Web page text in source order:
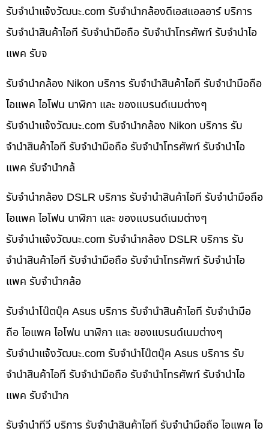
รับจํานําแจ้งวัฒนะ.com รับจำนำกล้องดีเอสแอลอาร์ บริการ
รับจำนำสินค้าไอที รับจำนำมือถือ รับจำนำโทรศัพท์ รับจำนำไอ
แพค รับจ
รับจำนำกล้อง Nikon บริการ รับจำนำสินค้าไอที รับจำนำมือถือ
ไอแพค ไอโฟน นาฬิกา และ ของแบรนด์เนมต่างๆ
รับจํานําแจ้งวัฒนะ.com รับจำนำกล้อง Nikon บริการ รับ
จำนำสินค้าไอที รับจำนำมือถือ รับจำนำโทรศัพท์ รับจำนำไอ
แพค รับจำนำกล้
รับจำนำกล้อง DSLR บริการ รับจำนำสินค้าไอที รับจำนำมือถือ
ไอแพค ไอโฟน นาฬิกา และ ของแบรนด์เนมต่างๆ
รับจํานําแจ้งวัฒนะ.com รับจำนำกล้อง DSLR บริการ รับ
จำนำสินค้าไอที รับจำนำมือถือ รับจำนำโทรศัพท์ รับจำนำไอ
แพค รับจำนำกล้อ
รับจำนำโน๊ตบุ๊ค Asus บริการ รับจำนำสินค้าไอที รับจำนำมือ
ถือ ไอแพค ไอโฟน นาฬิกา และ ของแบรนด์เนมต่างๆ
รับจํานําแจ้งวัฒนะ.com รับจำนำโน๊ตบุ๊ค Asus บริการ รับ
จำนำสินค้าไอที รับจำนำมือถือ รับจำนำโทรศัพท์ รับจำนำไอ
แพค รับจำนำก
รับจำนำทีวี บริการ รับจำนำสินค้าไอที รับจำนำมือถือ ไอแพค ไอ